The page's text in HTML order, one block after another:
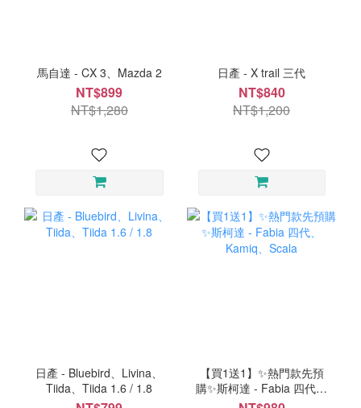
馬自達 - CX 3、Mazda 2
NT$899
NT$1,280
日產 - X trail 三代
NT$840
NT$1,200
日產 - Bluebird、Livina、
Tiida、Tiida 1.6 / 1.8
【買1送1】✨熱門款先預
購✨斯柯達 - Fabia 四代、
Kamiq、Scala